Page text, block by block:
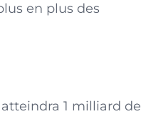
en plus des
1 milliard de